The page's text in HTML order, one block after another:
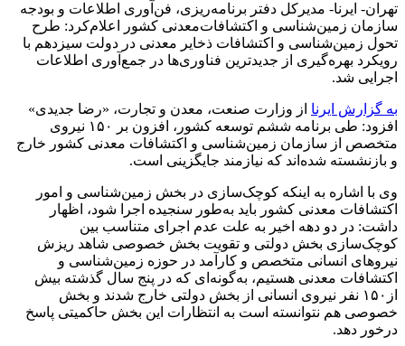
تهران- ایرنا- مدیرکل دفتر برنامه‌ریزی، فن‌آوری اطلاعات و بودجه
سازمان زمین‌شناسی و اکتشافات‌معدنی کشور اعلام‌کرد: طرح
تحول زمین‌شناسی و اکتشافات ذخایر معدنی در دولت سیزدهم با
رویکرد بهره‌گیری از جدیدترین فناوری‌ها در جمع‌آوری اطلاعات
اجرایی شد.
به گزارش ایرنا از وزارت صنعت، معدن و تجارت، «رضا جدیدی»
افزود: طی برنامه ششم توسعه کشور، افزون بر ۱۵۰ نیروی
متخصص از سازمان زمین‌شناسی و اکتشافات معدنی کشور خارج
و بازنشسته شده‌اند که نیازمند جایگزینی است.
وی با اشاره به اینکه کوچک‌سازی در بخش زمین‌شناسی و امور
اکتشافات معدنی کشور باید به‌طور سنجیده اجرا شود، اظهار
داشت: در دو دهه اخیر به علت عدم اجرای متناسب بین
کوچک‌سازی بخش دولتی و تقویت بخش خصوصی شاهد ریزش
نیروهای انسانی متخصص و کارآمد در حوزه زمین‌شناسی و
اکتشافات معدنی هستیم، به‌گونه‌ای که در پنج سال گذشته بیش
از۱۵۰ نفر نیروی انسانی از بخش دولتی خارج شدند و بخش
خصوصی هم نتوانسته است به انتظارات این بخش حاکمیتی پاسخ
درخور دهد.